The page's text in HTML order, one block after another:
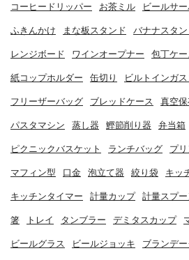
コーヒードリッパー お茶ミル ビールサ
ふきんかけ まな板スタンド バナナスタン
レンジボード ワインオープナー 包丁ケー
紙コップホルダー 缶切り ビルトインガ
フリーザーバッグ ブレッドケース 真空
パスタマシン 蒸し器 鰹節削り器 弁当箱
ピクニックバスケット ランチバッグ プ
マフィン型 口金 泡立て器 絞り袋 キッ
キッチンタイマー 計量カップ 計量スプー
箸 トレイ タンブラー デミタスカップ
ビールグラス ビールジョッキ ブランデ